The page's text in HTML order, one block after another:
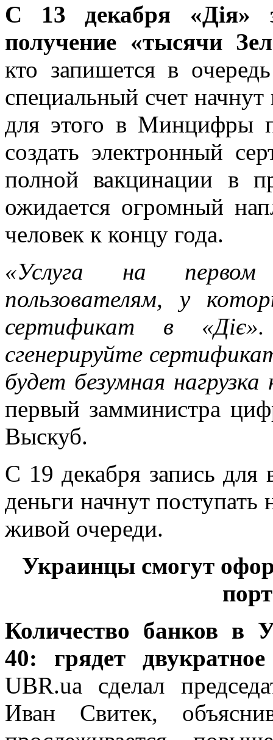
С 13 декабря «Дія»
получение «тысячи
кто запишется в
специальный счет
для этого в Минцифры
создать электронный
полной вакцинации в
ожидается огромный
человек к концу года.
«Услуга на
пользователям, у
сертификат в
сгенерируйте
будет безумная
первый замминистра
Выскуб.
С 19 декабря запись для
деньги начнут поступать
живой очереди.
Украинцы смогут
Количество банков в
40: грядет
UBR.ua сделал
Иван Свитек,